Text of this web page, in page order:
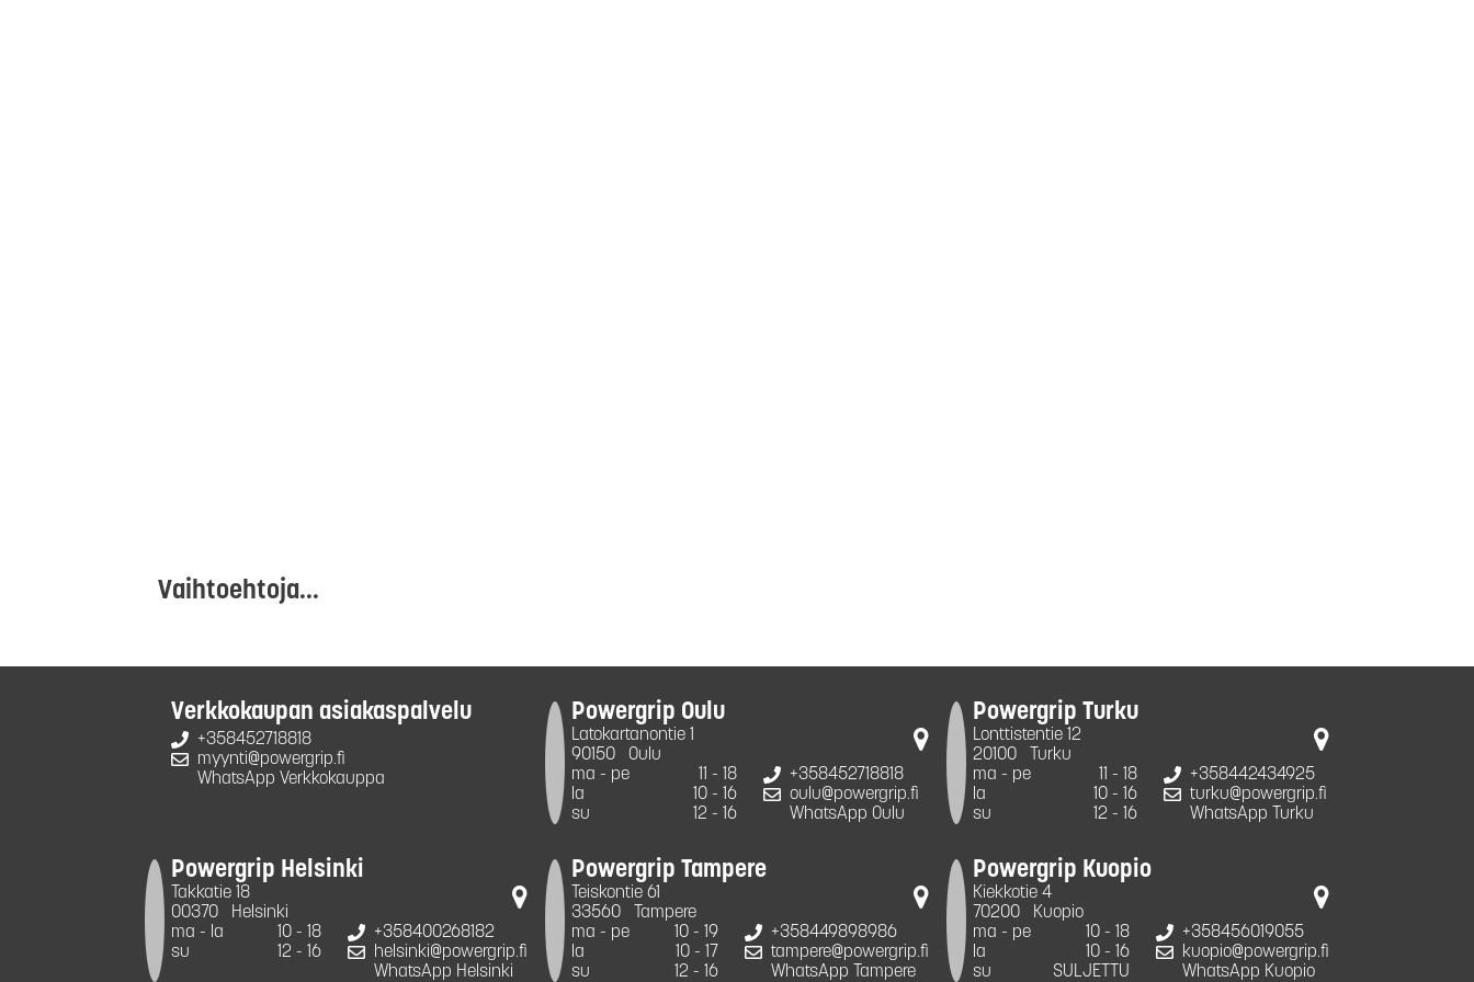
Vaihtoehtoja...
Verkkokaupan asiakaspalvelu
+358452718818
myynti@powergrip.fi
WhatsApp Verkkokauppa
Powergrip Oulu
Latokartanontie 1
90150
Oulu
ma - pe
11 - 18
la
10 - 16
su
12 - 16
+358452718818
oulu@powergrip.fi
WhatsApp Oulu
Powergrip Turku
Lonttistentie 12
20100
Turku
ma - pe
11 - 18
la
10 - 16
su
12 - 16
+358442434925
turku@powergrip.fi
WhatsApp Turku
Powergrip Helsinki
Takkatie 18
00370
Helsinki
ma - la
10 - 18
su
12 - 16
+358400268182
helsinki@powergrip.fi
WhatsApp Helsinki
Powergrip Tampere
Teiskontie 61
33560
Tampere
ma - pe
10 - 19
la
10 - 17
su
12 - 16
+358449898986
tampere@powergrip.fi
WhatsApp Tampere
Powergrip Kuopio
Kiekkotie 4
70200
Kuopio
ma - pe
10 - 18
la
10 - 16
su
SULJETTU
+358456019055
kuopio@powergrip.fi
WhatsApp Kuopio